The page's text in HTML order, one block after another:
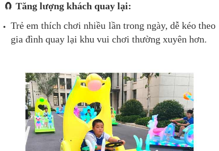
🧲 Tăng lượng khách quay lại:
Trẻ em thích chơi nhiều lần trong ngày, dễ kéo theo
gia đình quay lại khu vui chơi thường xuyên hơn.